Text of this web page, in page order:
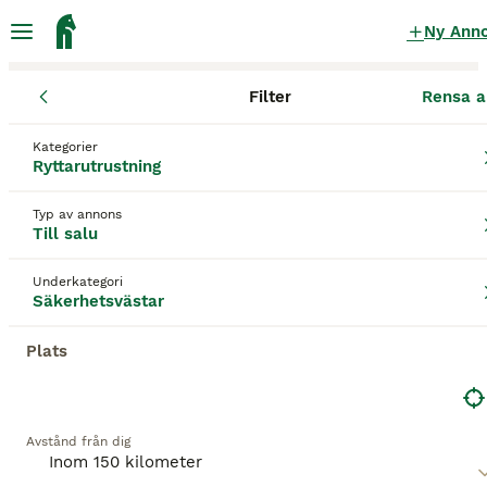
Ny
Filter Rensa
Kategorier
Ryttarutrustning
Typ av annons
Till salu
Underkategori
Säkerhetsvästar
Plats
Avstånd från dig
Säkerhetsvästar till salu
Spara sökning